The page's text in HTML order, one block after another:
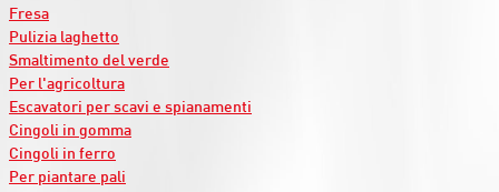
Fresa
Pulizia laghetto
Smaltimento del verde
Per l'agricoltura
Escavatori per scavi e spianamenti
Cingoli in gomma
Cingoli in ferro
Per piantare pali